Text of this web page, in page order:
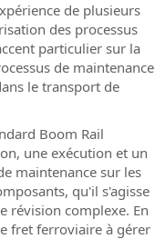
de plusieurs
des processus
particulier sur la
de maintenance
le transport de
Boom Rail
une exécution et un
maintenance sur les
qu'il s'agisse
révision complexe. En
fret ferroviaire à gérer